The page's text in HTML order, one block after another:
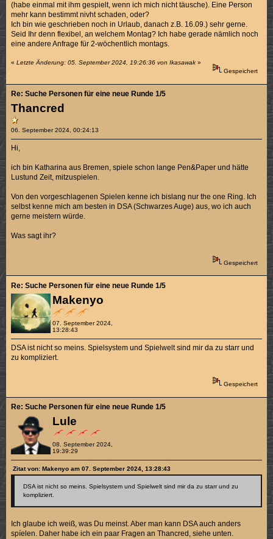
(habe einmal mit ihm gespielt, wenn ich mich nicht täusche). Eine Person
mehr kann bestimmt nivht schaden, oder?
Ich bin wie geschrieben noch in Urlaub, danach z.B. 16.09.) sehr gerne.
Seid Ihr denn flexibel, an welchem Montag? Ich habe gerade nämlich noch
eine andere Anfrage für 2-wöchentlich montags.
«Letzte Änderung: 05. September 2024, 19:26:36 von Ikasawak »
Gespeichert
Thancred
06. September 2024, 00:24:13
Re: Suche Personen für eine neue Runde 1/5
Hi,
ich bin Katharina aus Bremen, spiele schon lange Pen&Paper und hätte
Lustund Zeit, mitzuspielen.
Von den vorgeschlagenen Spielen kenne ich bislang nur the one Ring. Ich
selbst kenne mich am besten in DSA (Schwarzes Auge) aus, wo ich auch
gerne meistern würde.
Was sagt ihr?
Gespeichert
Makenyo
07. September 2024,
13:28:43
Re: Suche Personen für eine neue Runde 1/5
DSA ist nicht so meins. Spielsystem und Spielwelt sind mir da zu starr und
zu kompliziert.
Gespeichert
Lule
08. September 2024,
19:39:29
Re: Suche Personen für eine neue Runde 1/5
Zitat von: Makenyo am 07. September 2024, 13:28:43
DSA ist nicht so meins. Spielsystem und Spielwelt sind mir da zu starr und zu
kompliziert.
Ich glaube ich weiß, was Du meinst. Aber man kann DSA auch anders
spíelen. Daher habe ich ein paar Fragen an Thancred, siehe unten.